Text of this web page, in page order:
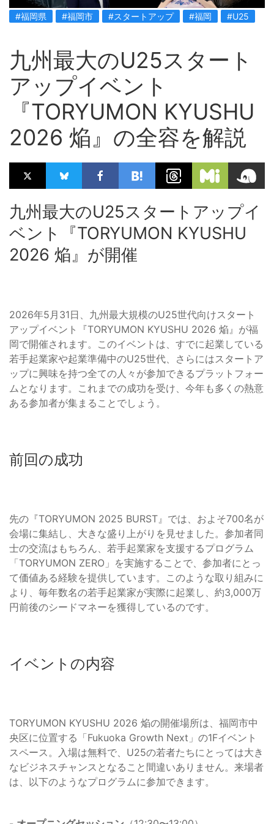
#福岡県 #福岡市 #スタートアップ #福岡 #U25
九州最大のU25スタート
アップイベント
『TORYUMON KYUSHU
2026 焔』の全容を解説
九州最大のU25スタートアップイ
ベント『TORYUMON KYUSHU
2026 焔』が開催
2026年5月31日、九州最大規模のU25世代向けスタート
アップイベント『TORYUMON KYUSHU 2026 焔』が福
岡で開催されます。このイベントは、すでに起業している
若手起業家や起業準備中のU25世代、さらにはスタートア
ップに興味を持つ全ての人々が参加できるプラットフォー
ムとなります。これまでの成功を受け、今年も多くの熱意
ある参加者が集まることでしょう。
前回の成功
先の『TORYUMON 2025 BURST』では、およそ700名が
会場に集結し、大きな盛り上がりを見せました。参加者同
士の交流はもちろん、若手起業家を支援するプログラム
「TORYUMON ZERO」を実施することで、参加者にとっ
て価値ある経験を提供しています。このような取り組みに
より、毎年数名の若手起業家が実際に起業し、約3,000万
円前後のシードマネーを獲得しているのです。
イベントの内容
TORYUMON KYUSHU 2026 焔の開催場所は、福岡市中
央区に位置する「Fukuoka Growth Next」の1Fイベント
スペース。入場は無料で、U25の若者たちにとっては大き
なビジネスチャンスとなること間違いありません。来場者
は、以下のようなプログラムに参加できます。